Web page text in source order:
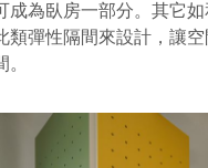
成為臥房一部分。其它
類彈性隔間來設計，讓